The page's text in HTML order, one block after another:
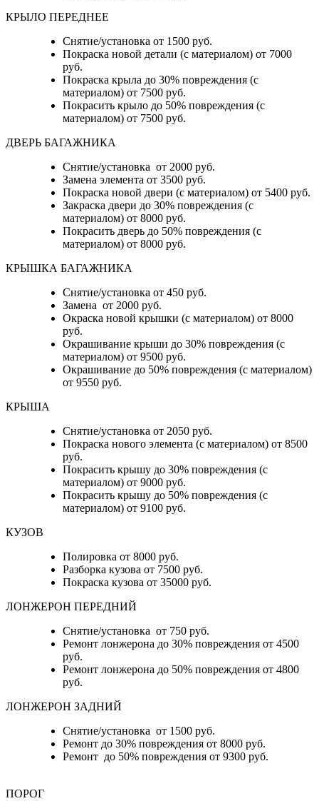
КРЫЛО ПЕРЕДНЕЕ
Снятие/установка от 1500 руб.
Покраска новой детали (с материалом) от 7000
руб.
Покраска крыла до 30% повреждения (с
материалом) от 7500 руб.
Покрасить крыло до 50% повреждения (с
материалом) от 7500 руб.
ДВЕРЬ БАГАЖНИКА
Снятие/установка от 2000 руб.
Замена элемента от 3500 руб.
Покраска новой двери (с материалом) от 5400 руб.
Закраска двери до 30% повреждения (с
материалом) от 8000 руб.
Покрасить дверь до 50% повреждения (с
материалом) от 8000 руб.
КРЫШКА БАГАЖНИКА
Снятие/установка от 450 руб.
Замена от 2000 руб.
Окраска новой крышки (с материалом) от 8000
руб.
Окрашивание крыши до 30% повреждения (с
материалом) от 9500 руб.
Окрашивание до 50% повреждения (с материалом)
от 9550 руб.
КРЫША
Снятие/установка от 2050 руб.
Покраска нового элемента (с материалом) от 8500
руб.
Покрасить крышу до 30% повреждения (с
материалом) от 9000 руб.
Покрасить крышу до 50% повреждения (с
материалом) от 9100 руб.
КУЗОВ
Полировка от 8000 руб.
Разборка кузова от 7500 руб.
Покраска кузова от 35000 руб.
ЛОНЖЕРОН ПЕРЕДНИЙ
Снятие/установка от 750 руб.
Ремонт лонжерона до 30% повреждения от 4500
руб.
Ремонт лонжерона до 50% повреждения от 4800
руб.
ЛОНЖЕРОН ЗАДНИЙ
Снятие/установка от 1500 руб.
Ремонт до 30% повреждения от 8000 руб.
Ремонт до 50% повреждения от 9300 руб.
ПОРОГ